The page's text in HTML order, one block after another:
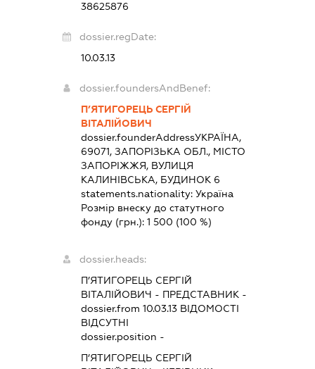
38625876
dossier.regDate:
10.03.13
dossier.foundersAndBenef:
П’ЯТИГОРЕЦЬ СЕРГІЙ
ВІТАЛІЙОВИЧ
dossier.founderAddressУКРАЇНА,
69071, ЗАПОРІЗЬКА ОБЛ., МІСТО
ЗАПОРІЖЖЯ, ВУЛИЦЯ
КАЛИНІВСЬКА, БУДИНОК 6
statements.nationality:Україна
Розмір внеску до статутного
фонду (грн.):1 500 (100 %)
dossier.heads:
П’ЯТИГОРЕЦЬ СЕРГІЙ
ВІТАЛІЙОВИЧ - ПРЕДСТАВНИК -
dossier.from 10.03.13 ВІДОМОСТІ
ВІДСУТНІ
dossier.position -
П’ЯТИГОРЕЦЬ СЕРГІЙ